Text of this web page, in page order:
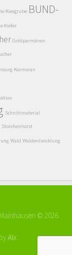
Kiesgrube BUND-
Kiefer
Goldparmänen
Kormoran
Schnittmaterial
Storchenhorst
Wald Waldentwicklung
© 2026.
Alx.